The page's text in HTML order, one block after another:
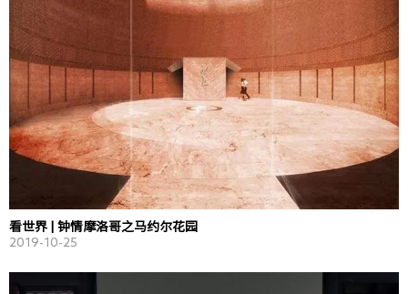
看世界 | 钟情摩洛哥之马约尔花园
2019-10-25